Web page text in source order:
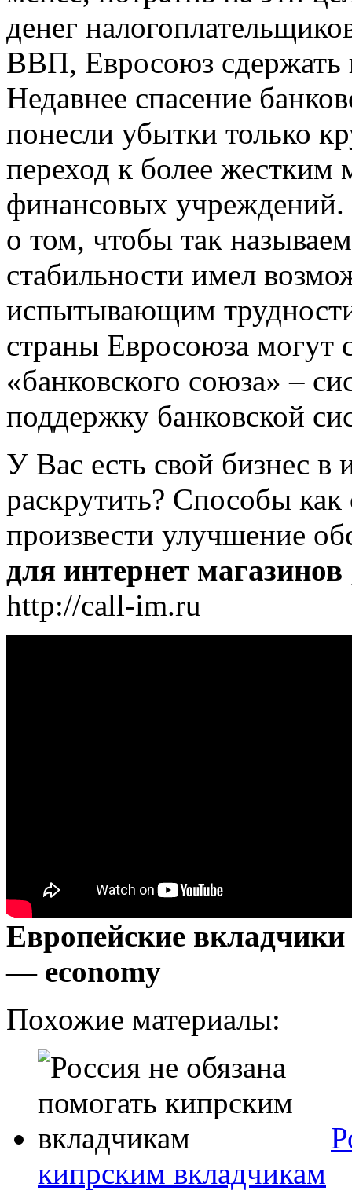
денег
ВВП, Евросоюз сдержать
Недавнее спасение
понесли убытки только
переход к более
финансовых учреждений.
о том, чтобы так
стабильности имел
испытывающим
страны Евросоюза могут
«банковского союза» –
поддержку банковской
У Вас есть свой бизнес в
раскрутить? Способы
произвести улучшение
для интернет магазинов
http://call-im.ru
Европейские вкладчики
— economy
Похожие материалы:
кипрским вкладчикам